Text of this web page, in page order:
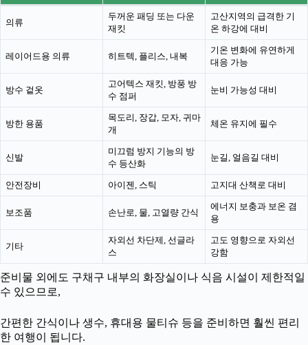
의류
두꺼운 패딩 또는 다운
재킷
고산지역의 급격한 기
온 하강에 대비
레이어드용 의류 히트텍, 플리스, 내복
기온 변화에 유연하게
대응 가능
방수 겉옷
고어텍스 재킷, 방풍 방
수 점퍼
눈비 가능성 대비
방한 용품
목도리, 장갑, 모자, 귀마
개
체온 유지에 필수
신발
미끄럼 방지 기능의 방
수 등산화
눈길, 얼음길 대비
안전장비 아이젠, 스틱 고지대 산책로 대비
보조품 손난로, 물, 고열량 간식
에너지 보충과 보온 겸
용
기타
자외선 차단제, 선글라
스
고도 영향으로 자외선
강함
준비물 외에도 구채구 내부의 화장실이나 식음 시설이 제한적일
수 있으므로,
간편한 간식이나 생수, 휴대용 물티슈 등을 준비하면 훨씬 편리
한 여행이 됩니다.